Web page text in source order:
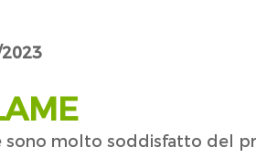
sono molto soddisfatto del